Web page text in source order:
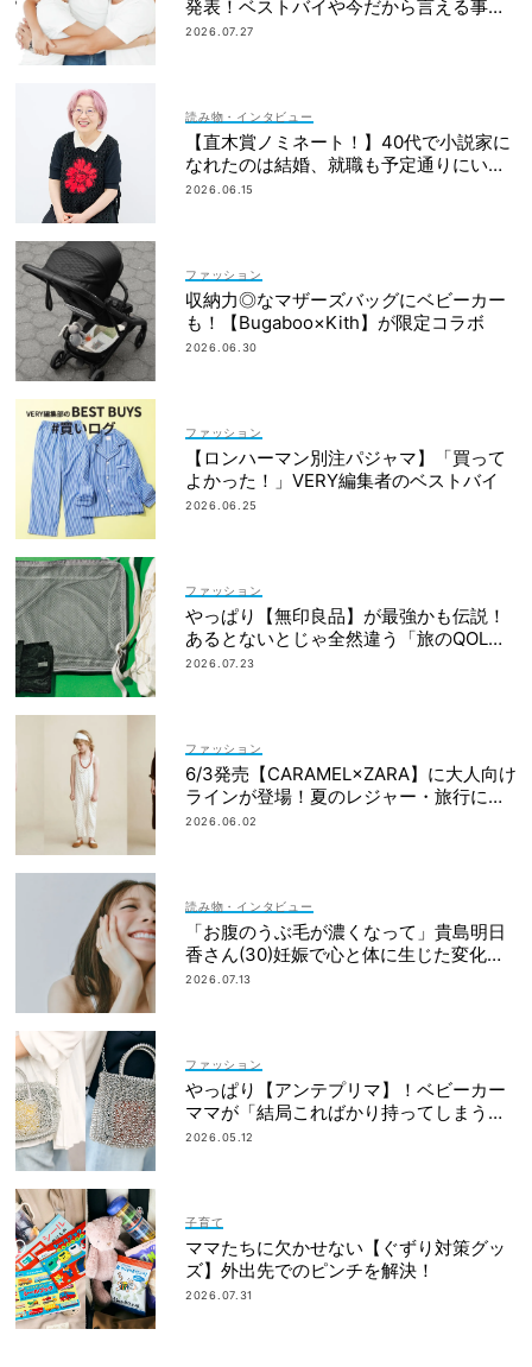
発表！ベストバイや今だから言える事件
簿も大公開
2026.07.27
読み物・インタビュー
【直木賞ノミネート！】40代で小説家に
なれたのは結婚、就職も予定通りにいか
なかったから｜朝倉かすみさん
2026.06.15
ファッション
収納力◎なマザーズバッグにベビーカー
も！【Bugaboo×Kith】が限定コラボ
2026.06.30
ファッション
【ロンハーマン別注パジャマ】「買って
よかった！」VERY編集者のベストバイ
2026.06.25
ファッション
やっぱり【無印良品】が最強かも伝説！
あるとないとじゃ全然違う「旅のQOL爆
上げアイテム」
2026.07.23
ファッション
6/3発売【CARAMEL×ZARA】に大人向け
ラインが登場！夏のレジャー・旅行にも
おすすめ
2026.06.02
読み物・インタビュー
「お腹のうぶ毛が濃くなって」貴島明日
香さん(30)妊娠で心と体に生じた変化も
「愛しいです」
2026.07.13
ファッション
やっぱり【アンテプリマ】！ベビーカー
ママが「結局こればかり持ってしまう」
納得の理由
2026.05.12
子育て
ママたちに欠かせない【ぐずり対策グッ
ズ】外出先でのピンチを解決！
2026.07.31